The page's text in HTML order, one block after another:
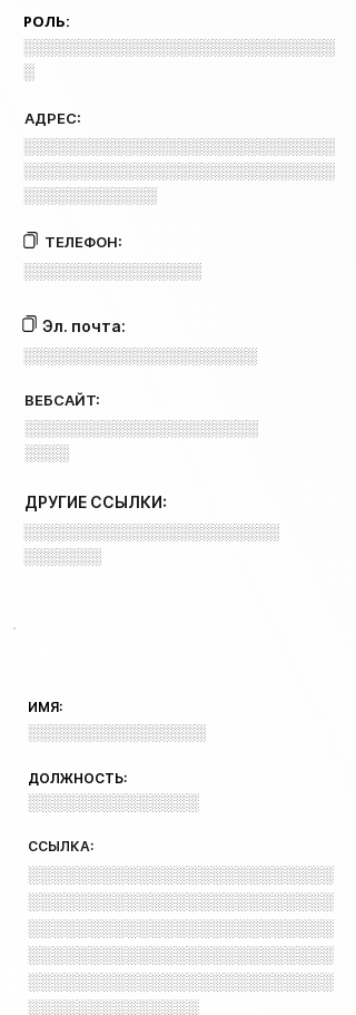
РОЛЬ:
░░░░░░░░░░░░░░░░░░░░░░░░░░░░
░
АДРЕС:
░░░░░░░░░░░░░░░░░░░░░░░░░░░░
░░░░░░░░░░░░░░░░░░░░░░░░░░░░
░░░░░░░░░░░░
ТЕЛЕФОН:
░░░░░░░░░░░░░░░░
Эл. почта:
░░░░░░░░░░░░░░░░░░░░░
ВЕБСАЙТ:
░░░░░░░░░░░░░░░░░░░░░
░░░░
ДРУГИЕ ССЫЛКИ:
░░░░░░░░░░░░░░░░░░░░░░░
░░░░░░░
ИМЯ:
░░░░░░░░░░░░░░░░
ДОЛЖНОСТЬ:
░░░░░░░░░░░░░░
ССЫЛКА:
░░░░░░░░░░░░░░░░░░░░░░░░░
░░░░░░░░░░░░░░░░░░░░░░░░░
░░░░░░░░░░░░░░░░░░░░░░░░░
░░░░░░░░░░░░░░░░░░░░░░░░░
░░░░░░░░░░░░░░░░░░░░░░░░░
░░░░░░░░░░░░░░